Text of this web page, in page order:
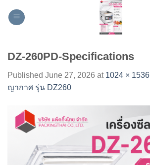
DZ-260PD-Specifications
Published June 27, 2026 at 1024 × 1536
ญากาศ รุ่น DZ260